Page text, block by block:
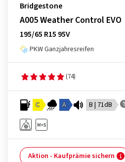
Bridgestone
A005 Weather Control EVO
195/65 R15 95V
PKW Ganzjahresreifen
(74)
C A B | 71dB
Aktion - Kaufprämie sichern